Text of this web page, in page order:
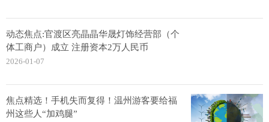
动态焦点:官渡区亮晶晶华晟灯饰经营部（个
体工商户）成立 注册资本2万人民币
2026-01-07
焦点精选！手机失而复得！温州游客要给福
州这些人“加鸡腿”